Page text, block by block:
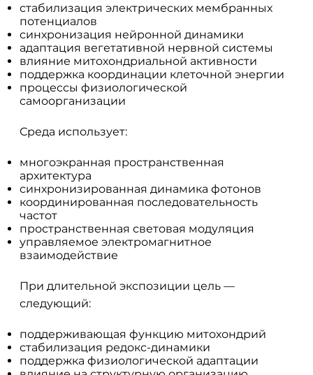
стабилизация электрических мембранных
потенциалов
синхронизация нейронной динамики
адаптация вегетативной нервной системы
влияние митохондриальной активности
поддержка координации клеточной энергии
процессы физиологической
самоорганизации
Среда использует:
многоэкранная пространственная
архитектура
синхронизированная динамика фотонов
координированная последовательность
частот
пространственная световая модуляция
управляемое электромагнитное
взаимодействие
При длительной экспозиции цель —
следующий:
поддерживающая функцию митохондрий
стабилизация редокс-динамики
поддержка физиологической адаптации